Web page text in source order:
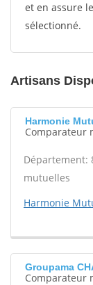
et en assure
sélectionné.
Artisans
Harmonie
Comparateur
Département:
mutuelles
Harmonie
Groupama
Comparateur